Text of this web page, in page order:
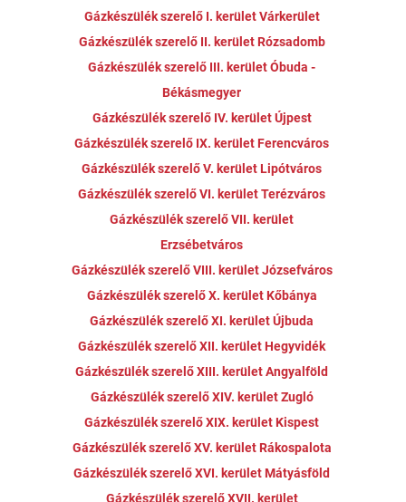
Gázkészülék szerelő I. kerület Várkerület
Gázkészülék szerelő II. kerület Rózsadomb
Gázkészülék szerelő III. kerület Óbuda -
Békásmegyer
Gázkészülék szerelő IV. kerület Újpest
Gázkészülék szerelő IX. kerület Ferencváros
Gázkészülék szerelő V. kerület Lipótváros
Gázkészülék szerelő VI. kerület Terézváros
Gázkészülék szerelő VII. kerület
Erzsébetváros
Gázkészülék szerelő VIII. kerület Józsefváros
Gázkészülék szerelő X. kerület Kőbánya
Gázkészülék szerelő XI. kerület Újbuda
Gázkészülék szerelő XII. kerület Hegyvidék
Gázkészülék szerelő XIII. kerület Angyalföld
Gázkészülék szerelő XIV. kerület Zugló
Gázkészülék szerelő XIX. kerület Kispest
Gázkészülék szerelő XV. kerület Rákospalota
Gázkészülék szerelő XVI. kerület Mátyásföld
Gázkészülék szerelő XVII. kerület